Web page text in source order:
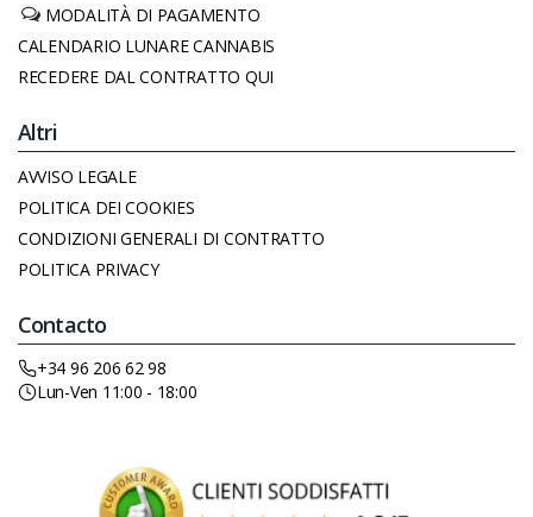
MODALITÀ DI PAGAMENTO
CALENDARIO LUNARE CANNABIS
RECEDERE DAL CONTRATTO QUI
Altri
AVVISO LEGALE
POLITICA DEI COOKIES
CONDIZIONI GENERALI DI CONTRATTO
POLITICA PRIVACY
Contacto
+34 96 206 62 98
Lun-Ven 11:00 - 18:00